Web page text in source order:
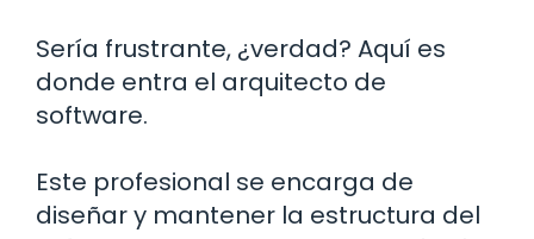
Sería frustrante, ¿verdad? Aquí es
donde entra el arquitecto de
software.
Este profesional se encarga de
diseñar y mantener la estructura del